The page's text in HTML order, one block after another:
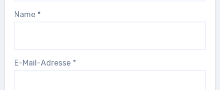
Name *
E-Mail-Adresse *